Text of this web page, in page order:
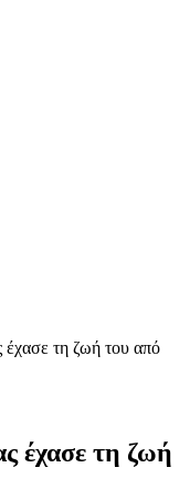
έχασε τη ζωή του από
έχασε τη ζωή